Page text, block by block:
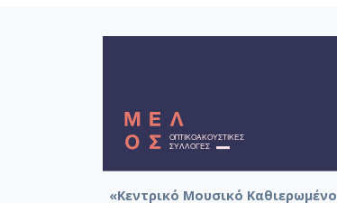
«Κεντρικό Μουσικό Καθιερωμένο